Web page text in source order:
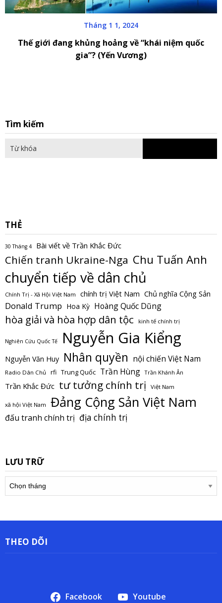
Tháng 1 1, 2024
Thế giới đang khủng hoảng về “khái niệm quốc
gia”? (Yến Vương)
Tìm kiếm
THẺ
30 Tháng 4 Bài viết về Trần Khắc Đức
Chiến tranh Ukraine-Nga Chu Tuấn Anh
chuyển tiếp về dân chủ
Chính Trị - Xã Hội Việt Nam chính trị Việt Nam Chủ nghĩa Cộng Sản
Donald Trump Hoa Kỳ Hoàng Quốc Dũng
hòa giải và hòa hợp dân tộc kinh tế chính trị
Nghiên Cứu Quốc Tế Nguyễn Gia Kiểng
Nguyễn Văn Huy Nhân quyền nội chiến Việt Nam
Radio Dân Chủ rfi Trung Quốc Trần Hùng Trần Khánh Ân
Trần Khắc Đức tư tưởng chính trị Việt Nam
xã hội Việt Nam Đảng Cộng Sản Việt Nam
đấu tranh chính trị địa chính trị
LƯU TRỮ
Lưu
trữ
THEO DÕI
Facebook Youtube